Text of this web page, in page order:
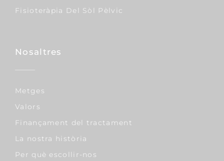
Fisioteràpia Del Sòl Pèlvic
Nosaltres
Metges
Valors
Finançament del tractament
La nostra història
Per què escollir-nos